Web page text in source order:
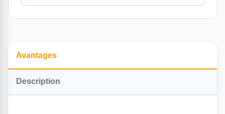
Avantages
Description